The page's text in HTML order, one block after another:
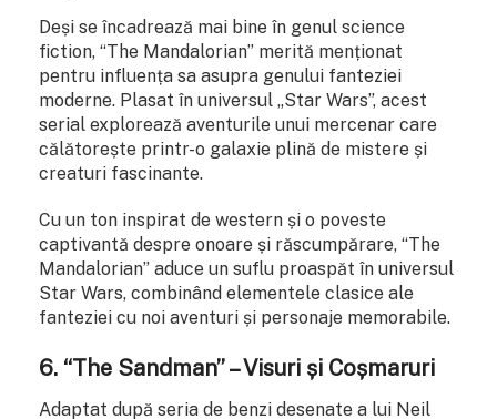
Deși se încadrează mai bine în genul science
fiction, “The Mandalorian” merită menționat
pentru influența sa asupra genului fanteziei
moderne. Plasat în universul „Star Wars”, acest
serial explorează aventurile unui mercenar care
călătorește printr-o galaxie plină de mistere și
creaturi fascinante.
Cu un ton inspirat de western și o poveste
captivantă despre onoare și răscumpărare, “The
Mandalorian” aduce un suflu proaspăt în universul
Star Wars, combinând elementele clasice ale
fanteziei cu noi aventuri și personaje memorabile.
6. “The Sandman” – Visuri și Coșmaruri
Adaptat după seria de benzi desenate a lui Neil